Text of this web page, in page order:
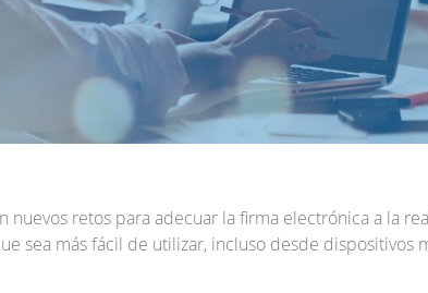
nuevos retos para adecuar la firma electrónica a la
sea más fácil de utilizar, incluso desde dispositivos